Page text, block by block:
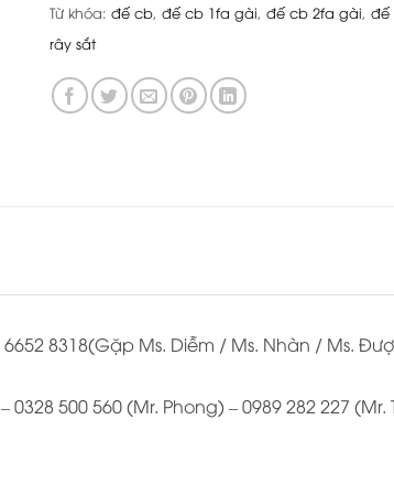
Từ khóa: đế cb, đế cb 1fa gài, đế cb 2fa gài, đế
rây sắt
8318(Gặp Ms. Diễm / Ms. Nhàn / Ms.
0328 500 560 (Mr. Phong) – 0989 282 227